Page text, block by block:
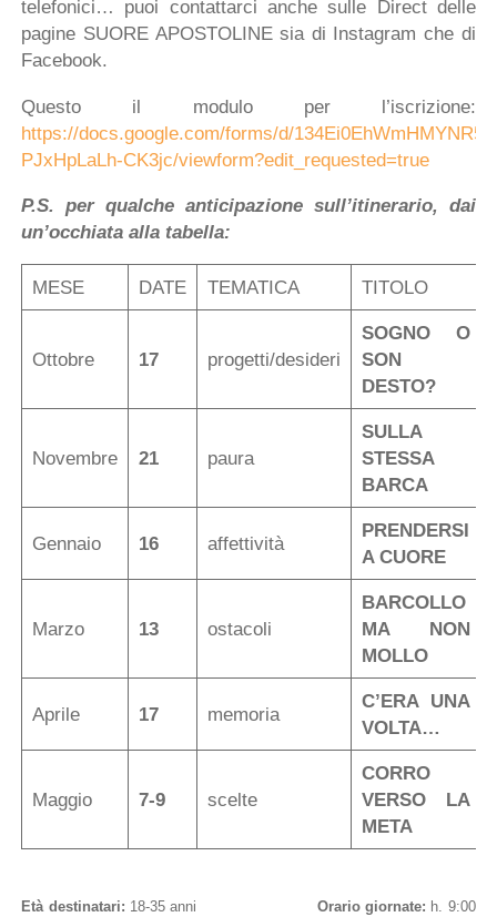
telefonici… puoi contattarci anche sulle Direct delle
pagine SUORE APOSTOLINE sia di Instagram che di
Facebook.
Questo il modulo per l’iscrizione:
https://docs.google.com/forms/d/
PJxHpLaLh-CK3jc/viewform?edit_requested=true
P.S. per qualche anticipazione sull’itinerario, dai
un’occhiata alla tabella:
MESE DATE TEMATICA TITOLO
Ottobre 17 progetti/desideri
SOGNO O
SON
DESTO?
Novembre 21 paura
SULLA
STESSA
BARCA
Gennaio 16 affettività
PRENDERSI
A CUORE
Marzo 13 ostacoli
BARCOLLO
MA NON
MOLLO
Aprile 17 memoria
C’ERA UNA
VOLTA…
Maggio 7-9 scelte
CORRO
VERSO LA
META
Età destinatari: 18-35 anni Orario giornate: h. 9:00